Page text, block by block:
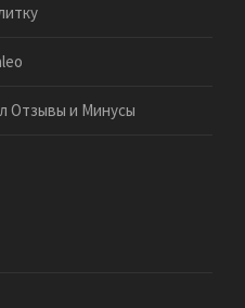
Отзывы и Минусы